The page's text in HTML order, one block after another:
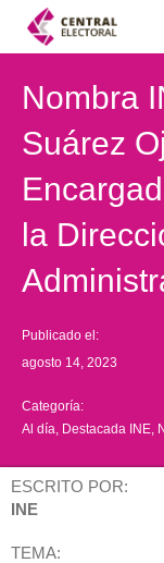
Nombra
Suárez
la
Publicado el:
agosto 14, 2023
Categoría:
Al día Destacada INE
ESCRITO POR:
INE
TEMA: